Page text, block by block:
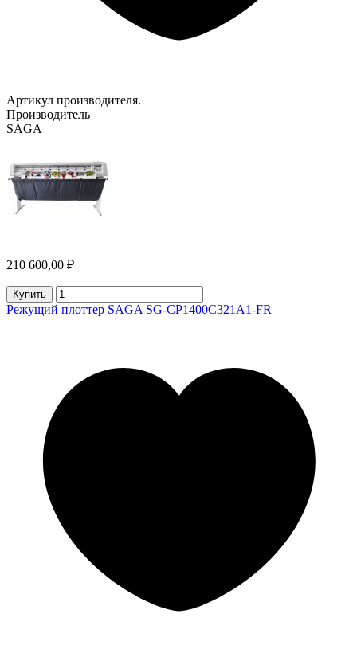
Артикул производителя.
Производитель
SAGA
210 600,00 ₽
Купить
Режущий плоттер SAGA SG-CP1400C321A1-FR